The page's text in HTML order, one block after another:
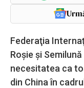
Federaţia
Roşie şi
necesitatea ca
din China în